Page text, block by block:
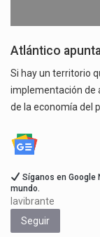
Atlántico
Si hay un territorio
implementación de
de la economía del
Síganos en Google
mundo.
lavibrante
Seguir